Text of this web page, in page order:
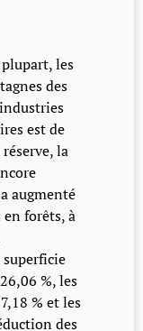
les
des
est de
la
augmenté
en forêts, à
%, les
% et les
des